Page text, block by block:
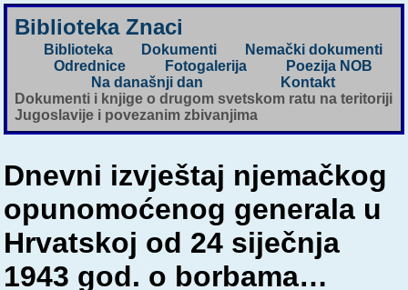
Biblioteka Znaci
Biblioteka Dokumenti
Nemački dokumenti
Odrednice
Fotogalerija
Poezija NOB
Na današnji dan
Kontakt
Dokumenti i knjige o drugom svetskom ratu na teritoriji
Jugoslavije i povezanim zbivanjima
Dnevni izvještaj njemačkog
opunomoćenog generala u
Hrvatskoj od 24 siječnja
1943 god. o borbama…